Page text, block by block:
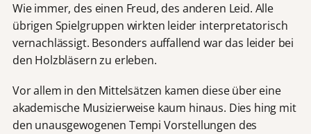
Wie immer, des einen Freud, des anderen Leid. Alle
übrigen Spielgruppen wirkten leider interpretatorisch
vernachlässigt. Besonders auffallend war das leider bei
den Holzbläsern zu erleben.
Vor allem in den Mittelsätzen kamen diese über eine
akademische Musizierweise kaum hinaus. Dies hing mit
den unausgewogenen Tempi Vorstellungen des